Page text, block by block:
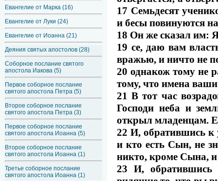
Евангелие от Марка (16)
Евангелие от Луки (24)
Евангелие от Иоанна (21)
Деяния святых апостолов (28)
Соборное послание святого
апостола Иакова (5)
Первое соборное послание
святого апостола Петра (5)
Второе соборное послание
святого апостола Петра (3)
Первое соборное послание
святого апостола Иоанна (5)
Второе соборное послание
святого апостола Иоанна (1)
Третье соборное послание
святого апостола Иоанна (1)
17 Семьдесят
и бесы повинуются
18 Он же сказал им:
19 се, даю вам
вражью, и ничто не
20 однакож тому не
тому, что имена
21 В тот час
Господи неба и
открыл младенцам.
22 И, обратившись
и кто есть Сын, не
никто, кроме Сына,
23 И, обратившись